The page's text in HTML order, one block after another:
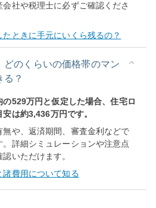
社や税理士に必ずご確認くださ
たときに手元にいくら残るの？
どのくらいの価格帯のマン
る？
529万円と仮定した場合、住宅ロ
は約3,436万円です。
や、返済期間、審査金利などで
。詳細シミュレーションや注意点
いただけます。
諸費用について知る